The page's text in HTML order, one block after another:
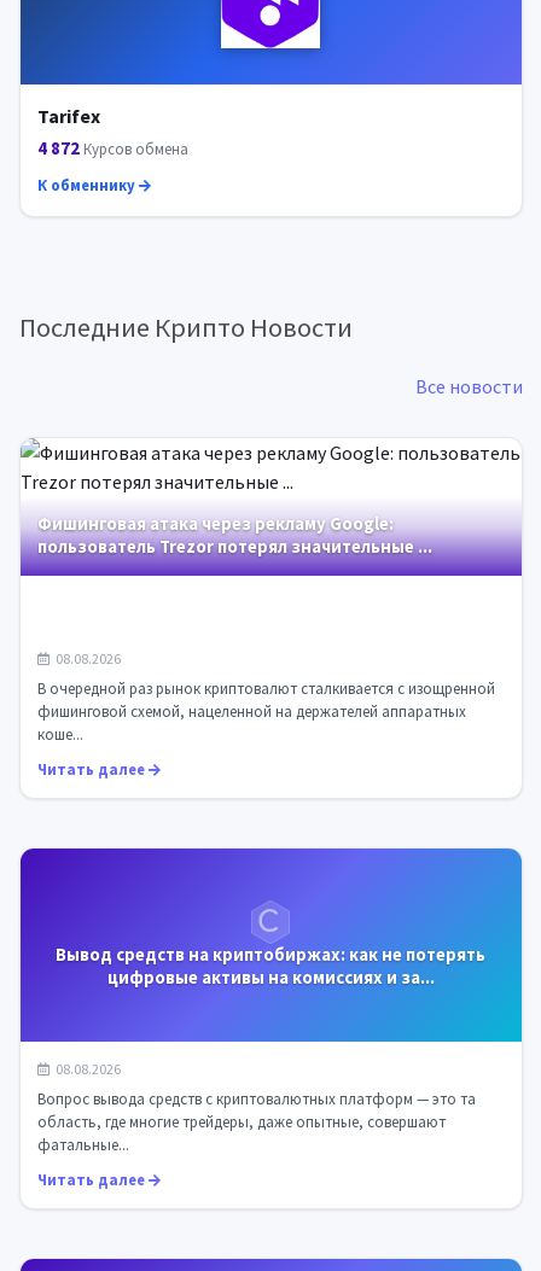
Tarifex
4 872Курсов обмена
К обменнику
Последние Крипто Новости
Все новости
Фишинговая атака через рекламу Google:
пользователь Trezor потерял значительные ...
08.08.2026
В очередной раз рынок криптовалют сталкивается с изощренной
фишинговой схемой, нацеленной на держателей аппаратных
коше...
Читать далее
Вывод средств на криптобиржах: как не потерять
цифровые активы на комиссиях и за...
08.08.2026
Вопрос вывода средств с криптовалютных платформ — это та
область, где многие трейдеры, даже опытные, совершают
фатальные...
Читать далее